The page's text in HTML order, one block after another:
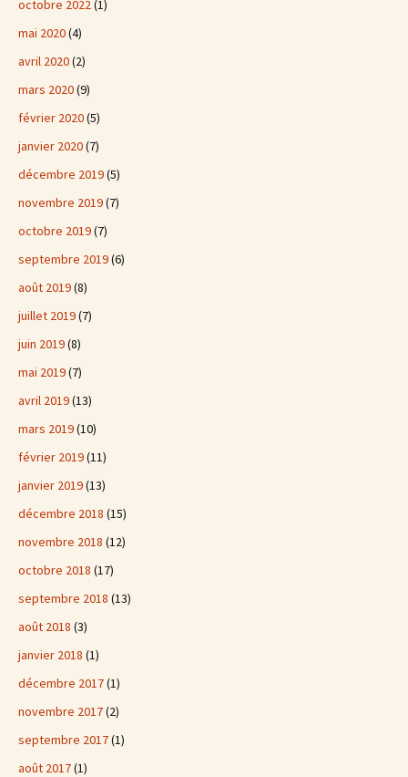
octobre 2022(1)
mai 2020(4)
avril 2020(2)
mars 2020(9)
février 2020(5)
janvier 2020(7)
décembre 2019(5)
novembre 2019(7)
octobre 2019(7)
septembre 2019(6)
août 2019(8)
juillet 2019(7)
juin 2019(8)
mai 2019(7)
avril 2019(13)
mars 2019(10)
février 2019(11)
janvier 2019(13)
décembre 2018 (15)
novembre 2018 (12)
octobre 2018 (17)
septembre 2018 (13)
août 2018 (3)
janvier 2018 (1)
décembre 2017(1)
novembre 2017(2)
septembre 2017(1)
août 2017(1)